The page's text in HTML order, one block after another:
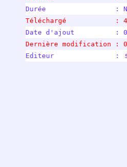
Durée                 :
Téléchargé            :
Date d'ajout          :
Dernière modification :
Editeur               :